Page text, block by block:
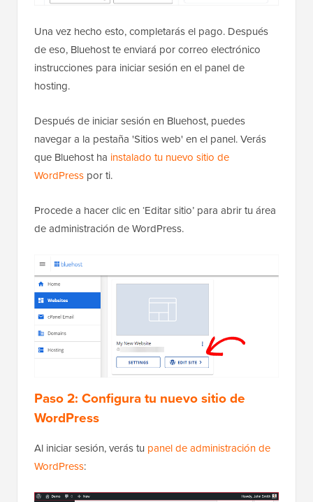
Una vez hecho esto, completarás el pago. Después
de eso, Bluehost te enviará por correo electrónico
instrucciones para iniciar sesión en el panel de
hosting.
Después de iniciar sesión en Bluehost, puedes
navegar a la pestaña 'Sitios web' en el panel. Verás
que Bluehost ha instalado tu nuevo sitio de
WordPress por ti.
Procede a hacer clic en ‘Editar sitio’ para abrir tu área
de administración de WordPress.
Paso 2: Configura tu nuevo sitio de
WordPress
Al iniciar sesión, verás tu panel de administración de
WordPress: